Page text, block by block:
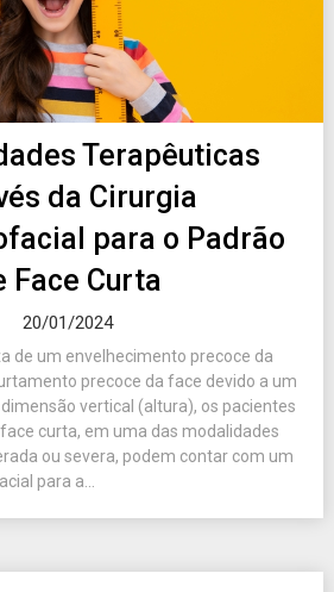
Terapêuticas
da Cirurgia
para o Padrão
Face Curta
20/01/2024
de um envelhecimento precoce da
precoce da face devido a um
vertical (altura), os pacientes
curta, em uma das modalidades
ou severa, podem contar com um
para a...